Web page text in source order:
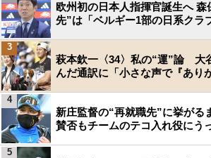
欧州初の日本人指揮官誕生へ 森
先”は「ベルギー1部の日系クラ
萩本欽一〈34〉私の“運”論 大
んだ通訳に「小さな声で『あり
3
新庄監督の“再就職先”に挙がる
賛否もチームのテコ入れ役にう
4
5